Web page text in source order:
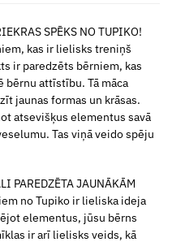
SPĒKS NO TUPIKO!
kas ir lielisks treniņš
ir paredzēts bērniem, kas
bērnu attīstību. Tā māca
jaunas formas un krāsas.
atsevišķus elementus savā
Tas viņā veido spēju
PAREDZĒTA JAUNĀKĀM
no Tupiko ir lieliska ideja
elementus, jūsu bērns
ir arī lielisks veids, kā